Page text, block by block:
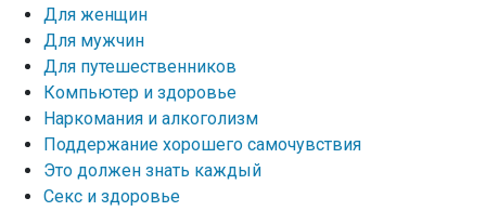
Для женщин
Для мужчин
Для путешественников
Компьютер и здоровье
Наркомания и алкоголизм
Поддержание хорошего самочувствия
Это должен знать каждый
Секс и здоровье